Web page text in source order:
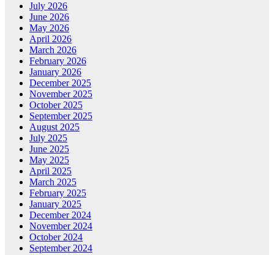
July 2026
June 2026
May 2026
April 2026
March 2026
February 2026
January 2026
December 2025
November 2025
October 2025
September 2025
August 2025
July 2025
June 2025
May 2025
April 2025
March 2025
February 2025
January 2025
December 2024
November 2024
October 2024
September 2024